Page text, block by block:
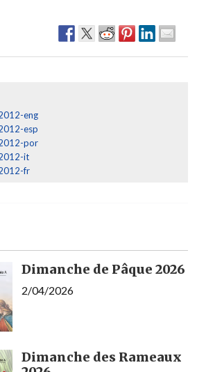
eng
esp
por
it
fr
Dimanche de Pâque 2026
2/04/2026
Dimanche des Rameaux